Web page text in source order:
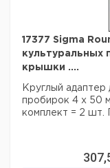
17377 Sigma
культуральных
крышки ....
Круглый адаптер
пробирок 4 х 50
комплект = 2 шт.